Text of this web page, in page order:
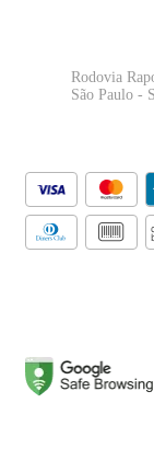
Rodovia
São Paulo -